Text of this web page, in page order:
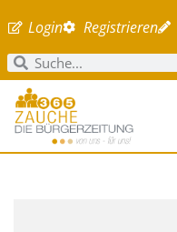
Login Registrieren